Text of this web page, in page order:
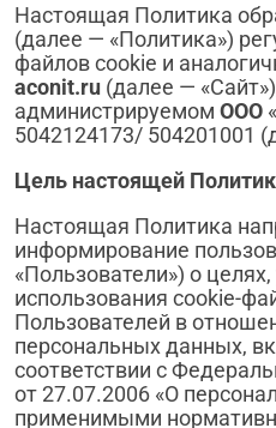
Настоящая Политика
(далее — «Политика»)
файлов cookie и
aconit.ru (далее —
администрируемом ООО «
5042124173/ 504201001
Цель настоящей
Настоящая Политика
информирование
«Пользователи») о
использования cookie-
Пользователей в
персональных данных,
соответствии с
от 27.07.2006 «О
применимыми